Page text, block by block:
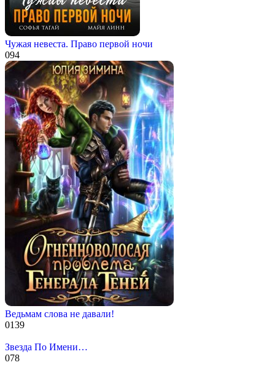
Чужая невеста. Право первой ночи
094
Ведьмам слова не давали!
0139
Звезда По Имени…
078